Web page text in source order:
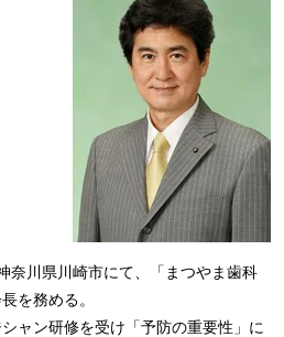
奈川県川崎市にて、「まつやま歯科
を務める。
ャン研修を受け「予防の重要性」に